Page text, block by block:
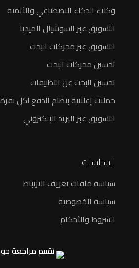
وكلاء الذكاء الاصطناعي والأتمتة
التسويق عبر السوشيال الميديا
التسويق عبر محركات البحث
تحسين محركات البحث
تحسين البحث عن التطبيقات
حملات إعلانية بنظام الدفع لكل نقرة
التسويق عبر البريد الإلكتروني
السياسات
سياسة ملفات تعريف الارتباط
سياسة الخصوصية
الشروط والأحكام